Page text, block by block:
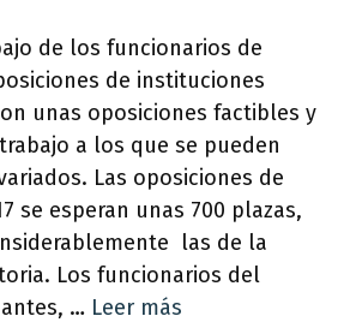
de los funcionarios de
de instituciones
unas oposiciones factibles y
a los que se pueden
Las oposiciones de
se esperan unas 700 plazas,
las de la
Los funcionarios del
… Leer más